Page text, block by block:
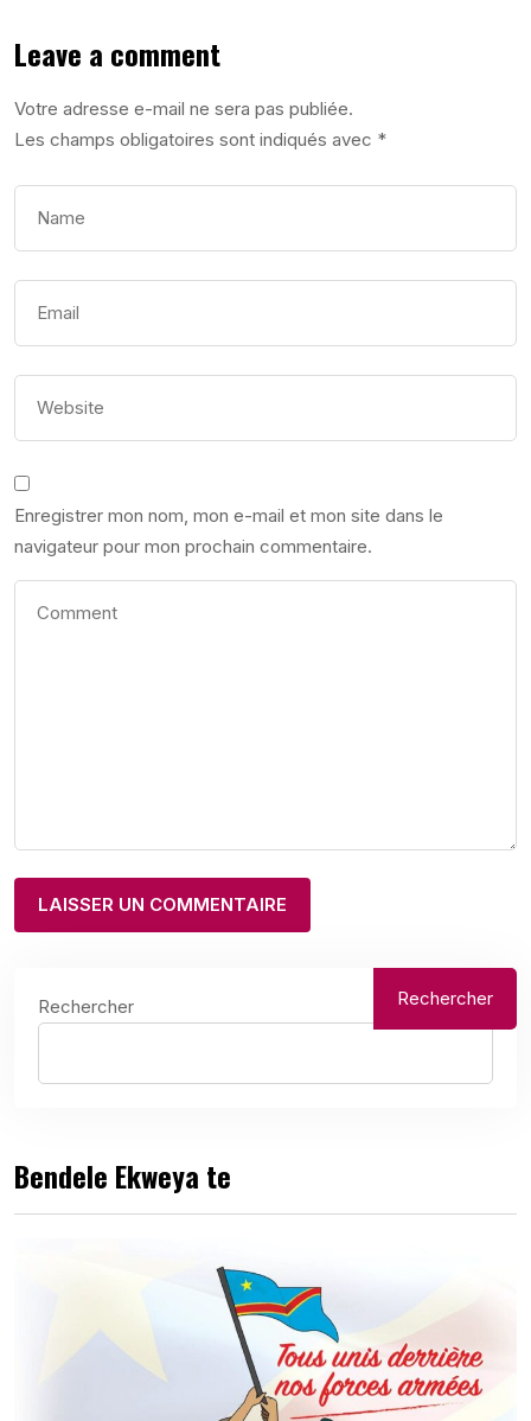
Leave a comment
Votre adresse e-mail ne sera pas publiée.
Les champs obligatoires sont indiqués avec *
Enregistrer mon nom, mon e-mail et mon site dans le
navigateur pour mon prochain commentaire.
Rechercher Rechercher
Bendele Ekweya te